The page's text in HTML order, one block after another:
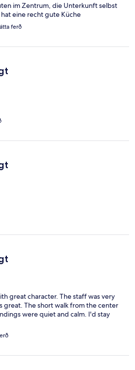
im Zentrum, die Unterkunft selbst
eine recht gute Küche
ferð
great character. The staff was very
great. The short walk from the center
were quiet and calm. I'd stay